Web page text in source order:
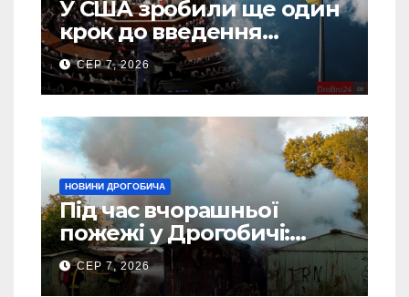
У США зробили ще один
крок до введення
“пекельних санкцій”
проти Росії
СЕР 7, 2026
НОВИНИ ДРОГОБИЧА
Під час вчорашньої
пожежі у Дрогобичі:
“врятовано” 4 гаражі
(Відео)
СЕР 7, 2026